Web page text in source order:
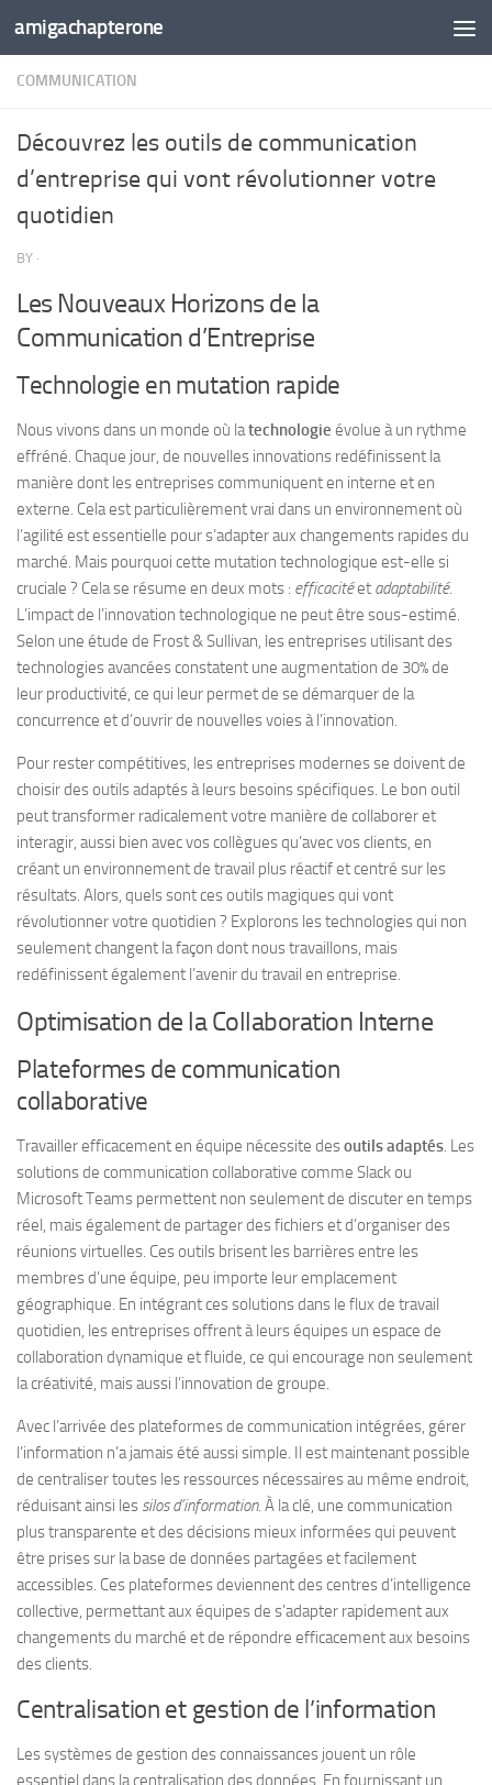
Skip to content
amigachapterone
COMMUNICATION
Découvrez les outils de communication
d’entreprise qui vont révolutionner votre
quotidien
BY ·
Les Nouveaux Horizons de la
Communication d’Entreprise
Technologie en mutation rapide
Nous vivons dans un monde où latechnologie évolue à un rythme
effréné. Chaque jour, de nouvelles innovations redéfinissent la
manière dont les entreprises communiquent en interne et en
externe. Cela est particulièrement vrai dans un environnement où
l’agilité est essentielle pour s’adapter aux changements rapides du
marché. Mais pourquoi cette mutation technologique est-elle si
cruciale ? Cela se résume en deux mots : efficacitéet adaptabilité.
L’impact de l’innovation technologique ne peut être sous-estimé.
Selon une étude de Frost & Sullivan, les entreprises utilisant des
technologies avancées constatent une augmentation de 30% de
leur productivité, ce qui leur permet de se démarquer de la
concurrence et d’ouvrir de nouvelles voies à l’innovation.
Pour rester compétitives, les entreprises modernes se doivent de
choisir des outils adaptés à leurs besoins spécifiques. Le bon outil
peut transformer radicalement votre manière de collaborer et
interagir, aussi bien avec vos collègues qu’avec vos clients, en
créant un environnement de travail plus réactif et centré sur les
résultats. Alors, quels sont ces outils magiques qui vont
révolutionner votre quotidien ? Explorons les technologies qui non
seulement changent la façon dont nous travaillons, mais
redéfinissent également l’avenir du travail en entreprise.
Optimisation de la Collaboration Interne
Plateformes de communication
collaborative
Travailler efficacement en équipe nécessite desoutils adaptés. Les
solutions de communication collaborative comme Slack ou
Microsoft Teams permettent non seulement de discuter en temps
réel, mais également de partager des fichiers et d’organiser des
réunions virtuelles. Ces outils brisent les barrières entre les
membres d’une équipe, peu importe leur emplacement
géographique. En intégrant ces solutions dans le flux de travail
quotidien, les entreprises offrent à leurs équipes un espace de
collaboration dynamique et fluide, ce qui encourage non seulement
la créativité, mais aussi l’innovation de groupe.
Avec l’arrivée des plateformes de communication intégrées, gérer
l’information n’a jamais été aussi simple. Il est maintenant possible
de centraliser toutes les ressources nécessaires au même endroit,
réduisant ainsi les silos d’information. À la clé, une communication
plus transparente et des décisions mieux informées qui peuvent
être prises sur la base de données partagées et facilement
accessibles. Ces plateformes deviennent des centres d’intelligence
collective, permettant aux équipes de s’adapter rapidement aux
changements du marché et de répondre efficacement aux besoins
des clients.
Centralisation et gestion de l’information
Les systèmes de gestion des connaissances jouent un rôle
essentiel dans la centralisation des données. En fournissant un